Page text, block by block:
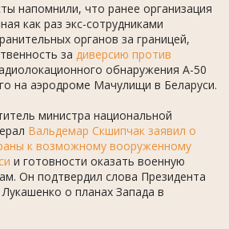
напомнили, что ранее организация
как раз экс-сотрудниками
органов за границей,
за диверсию против
обнаружения А-50
на аэродроме Мачулищи в Беларуси.
министра национальной
Вальдемар Скшипчак заявил о
к возможному вооруженному
и готовности оказать военную
Он подтвердил слова Президента
о планах Запада в